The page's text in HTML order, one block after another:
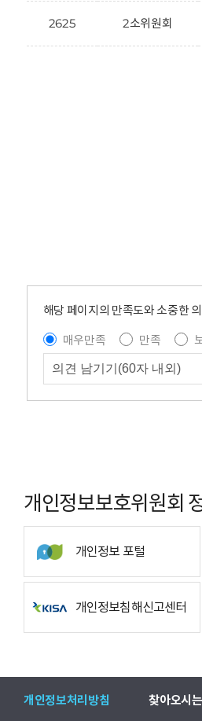
2625 2소위원회
해당 페이지의 만족도와 소중한
매우만족
만족
개인정보보호위원회
개인정보 포털
개인정보침해신고센터
개인정보처리방침 찾아오시